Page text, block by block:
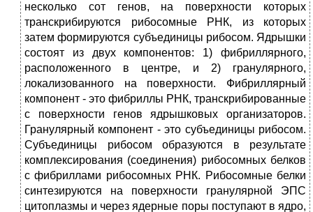
несколько сот генов, на поверхности которых
транскрибируются рибосомные РНК, из которых
затем формируются субъединицы рибосом. Ядрышки
состоят из двух компонентов: 1) фибриллярного,
расположенного в центре, и 2) гранулярного,
локализованного на поверхности. Фибриллярный
компонент - это фибриллы РНК, транскрибированные
с поверхности генов ядрышковых организаторов.
Гранулярный компонент - это субъединицы рибосом.
Субъединицы рибосом образуются в результате
комплексирования (соединения) рибосомных белков
с фибриллами рибосомных РНК. Рибосомные белки
синтезируются на поверхности гранулярной ЭПС
цитоплазмы и через ядерные поры поступают в ядро,